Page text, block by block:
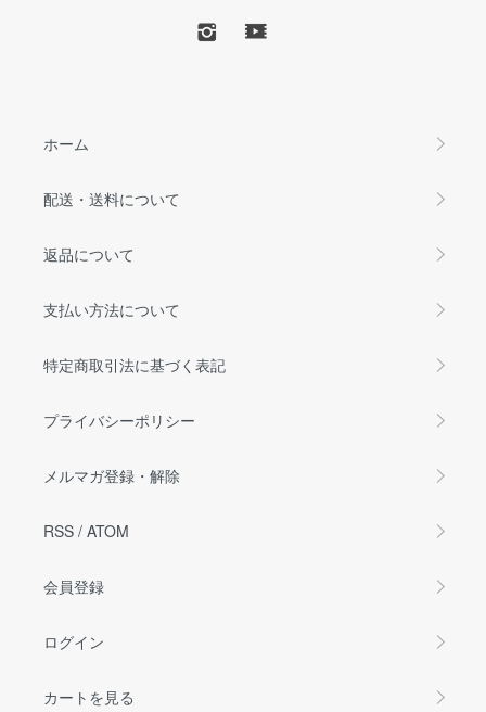
ホーム
配送・送料について
返品について
支払い方法について
特定商取引法に基づく表記
プライバシーポリシー
メルマガ登録・解除
RSS / ATOM
会員登録
ログイン
カートを見る